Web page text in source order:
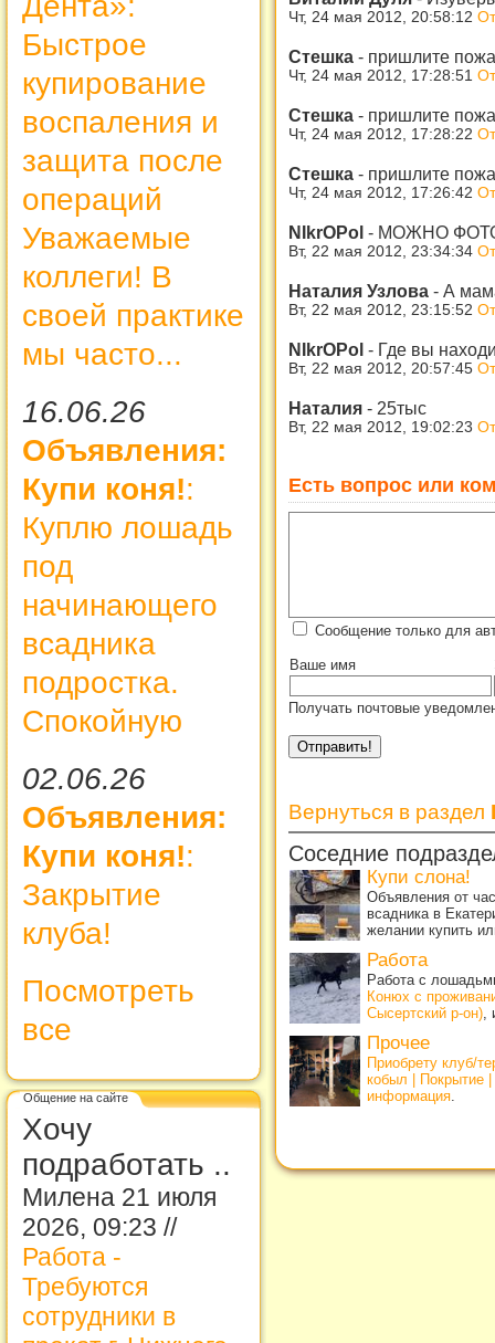
Быстрое
купирование
воспаления и
защита после
операций
Уважаемые
коллеги! В
своей практике
мы часто...
16.06.26
Объявления:
Купи коня!:
Куплю лошадь
под
начинающего
всадника
подростка.
Спокойную
02.06.26
Объявления:
Купи коня!:
Закрытие
клуба!
Посмотреть
все
Общение на сайте
Хочу
подработать ..
Милена 21 июля
2026, 09:23 //
Работа -
Требуются
сотрудники в
Чт, 24 мая 2012, 20:58:12
Стешка - пришлите
Чт, 24 мая 2012, 17:28:51
Стешка - пришлите
Чт, 24 мая 2012, 17:28:22
Стешка - пришлите
Чт, 24 мая 2012, 17:26:42
NIkrOPol - МОЖНО
Вт, 22 мая 2012, 23:34:34
Наталия Узлова - А
Вт, 22 мая 2012, 23:15:52
NIkrOPol - Где вы
Вт, 22 мая 2012, 20:57:45
Наталия - 25тыс
Вт, 22 мая 2012, 19:02:23
Есть вопрос или
Сообщение только для
Ваше имя
Получать почтовые
Вернуться в раздел
Соседние
Купи слона!
Объявления от
всадника в
желании купить
Работа
Работа с
Конюх с
Сысертский р-он)
Прочее
Приобрету клуб/
кобыл | Покрытие
информация